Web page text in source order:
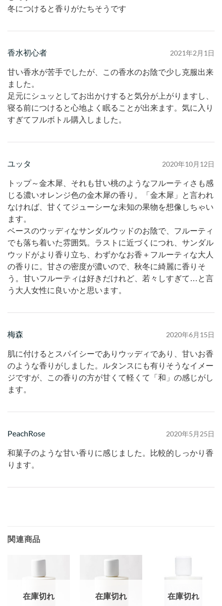
冬につけると香りがたちそうです
香水初心者 2021年2月1日
甘い香水が苦手でしたが、この香水のお陰で少し克服出来
ました。
足元にシュッとしてお出かけすると気分が上がりますし、
寝る前につけると心地よく眠ることが出来ます。気に入り
すぎてフルボトル購入しました。
ユッタ 2020年10月12日
トップ～金木犀、それも甘い桃のようなフルーティさも感
じる濃いオレンジ色の金木犀の香り。「金木犀」と言われ
なければ、甘くてジューシーな未知の果物を想像しちゃい
ます。
ベースのウッディなサンダルウッドのお陰で、フルーティ
でも落ち着いた雰囲気。ラストに近づくにつれ、サンダル
ウッドがより香り立ち、わずかなお香＋フルーティな大人
の香りに。甘さの密度が濃いので、秋冬に綺麗に香りそ
う。甘いフルーティは好きだけれど、若々しすぎて…と言
う大人女性に良いかと思います。
梅森 2020年6月15日
肌に付けるとスパイシーでありウッディであり、甘いお香
のような香りがしました。ルタンスにも有りそうなイメー
ジですが、この香りの方が甘くて軽くて「和」の感じがし
ます。
PeachRose 2020年5月25日
和菓子のような甘い香りに感じました。比較的しっかり香
ります。
関連商品
在庫切れ 在庫切れ 在庫切れ